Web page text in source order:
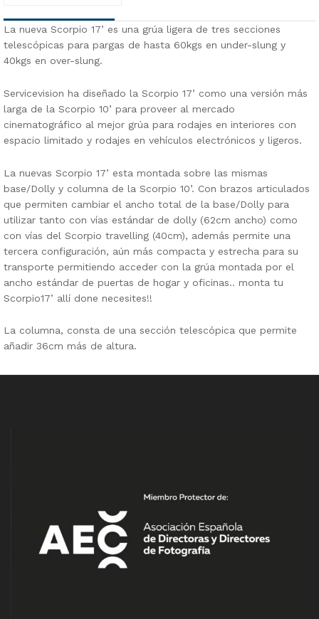
La nueva Scorpio 17’ es una grúa ligera de tres secciones
telescópicas para pargas de hasta 60kgs en under-slung y
40kgs en over-slung.
Servicevision ha diseñado la Scorpio 17’ como una versión más
larga de la Scorpio 10’ para proveer al mercado
cinematográfico al mejor grúa para rodajes en interiores con
espacio limitado y rodajes en vehículos electrónicos y ligeros.
La nuevas Scorpio 17’ esta montada sobre las mismas
base/Dolly y columna de la Scorpio 10’. Con brazos articulados
que permiten cambiar el ancho total de la base/Dolly para
utilizar tanto con vías estándar de dolly (62cm ancho) como
con vías del Scorpio travelling (40cm), además permite una
tercera configuración, aún más compacta y estrecha para su
transporte permitiendo acceder con la grúa montada por el
ancho estándar de puertas de hogar y oficinas.. monta tu
Scorpio17’ allí done necesites!!
La columna, consta de una sección telescópica que permite
añadir 36cm más de altura.